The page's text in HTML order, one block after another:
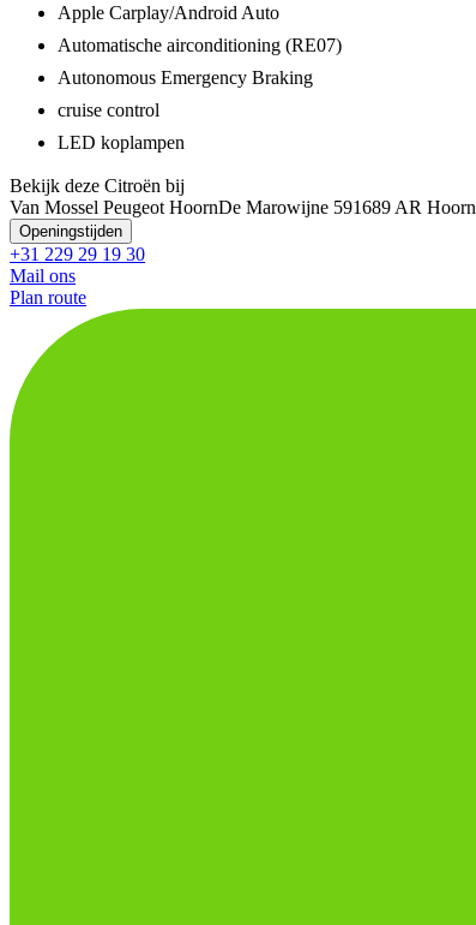
Apple Carplay/Android Auto
Automatische airconditioning (RE07)
Autonomous Emergency Braking
cruise control
LED koplampen
Bekijk deze Citroën bij
Van Mossel Peugeot HoornDe Marowijne 591689 AR Hoorn
Openingstijden
+31 229 29 19 30
Mail ons
Plan route